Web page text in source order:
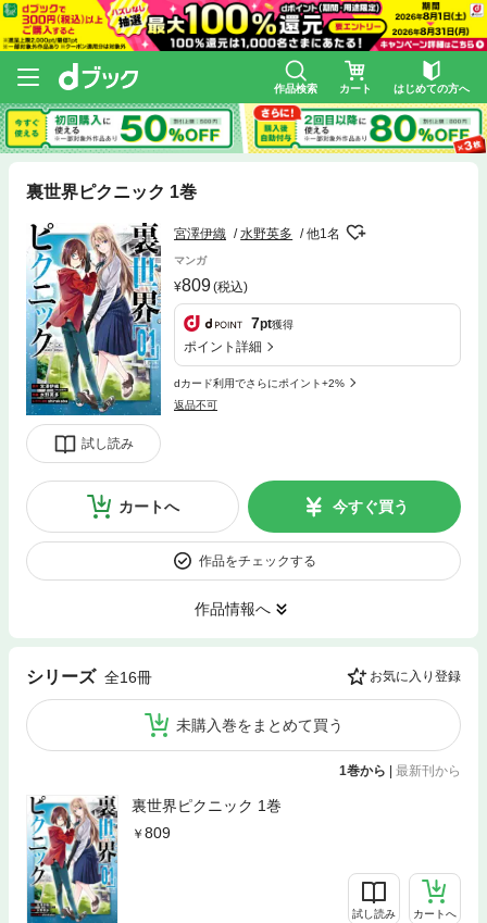
作品検索 カート はじめての方へ
裏世界ピクニック 1巻
試し読み
宮澤伊織 水野英多 他1名
マンガ
809(税込)
7pt獲得
ポイント詳細
dカード利用でさらにポイント+2%
返品不可
カートへ 今すぐ買う
作品をチェックする
作品情報へ
シリーズ 全16冊 お気に入り登録
未購入巻をまとめて買う
1巻から | 最新刊から
裏世界ピクニック 1巻
809
試し読み カートへ